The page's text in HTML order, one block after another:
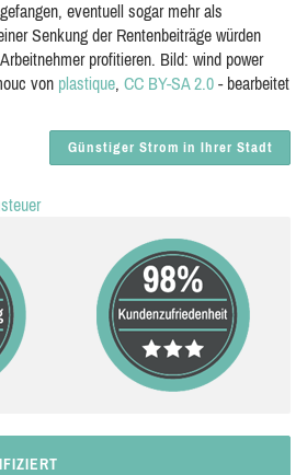
eventuell sogar mehr als
Senkung der Rentenbeiträge würden
profitieren. Bild: wind power
von plastique, CC BY-SA 2.0 - bearbeitet
Günstiger Strom in Ihrer Stadt